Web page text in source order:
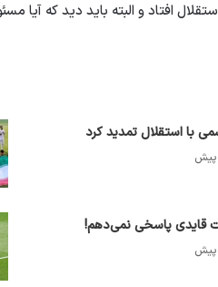
افتاد و البته باید دید که
با استقلال تمدید کرد
قایدی پاسخی نمی‌دهم!